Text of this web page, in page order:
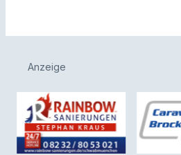
Anzeige